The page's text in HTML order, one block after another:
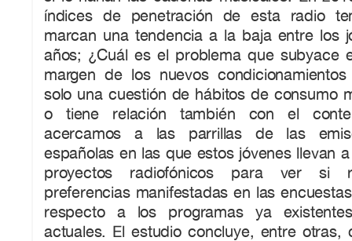
índices de penetración de esta radio
marcan una tendencia a la baja entre los
años; ¿Cuál es el problema que subyace
margen de los nuevos
solo una cuestión de hábitos de consumo
o tiene relación también con el
acercamos a las parrillas de las
españolas en las que estos jóvenes llevan
proyectos radiofónicos para ver si
preferencias manifestadas en las
respecto a los programas ya
actuales. El estudio concluye, entre